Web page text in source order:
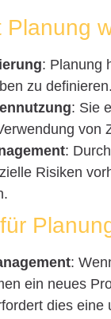
Planung
: Planung
zu definieren.
: Sie
von
:
Risiken
:
ein neues
dies eine